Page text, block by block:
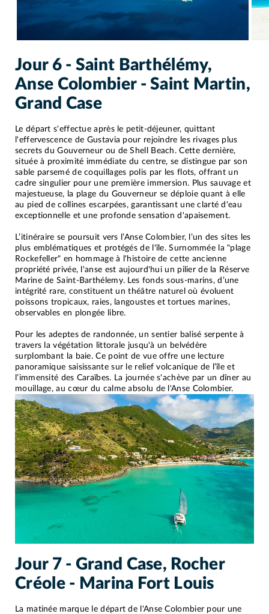
Jour 6 - Saint Barthélémy,
Anse Colombier - Saint Martin,
Grand Case
Le départ s'effectue après le petit-déjeuner, quittant
l'effervescence de Gustavia pour rejoindre les rivages plus
secrets du Gouverneur ou de Shell Beach. Cette dernière,
située à proximité immédiate du centre, se distingue par son
sable parsemé de coquillages polis par les flots, offrant un
cadre singulier pour une première immersion. Plus sauvage et
majestueuse, la plage du Gouverneur se déploie quant à elle
au pied de collines escarpées, garantissant une clarté d'eau
exceptionnelle et une profonde sensation d'apaisement.
L’itinéraire se poursuit vers l’Anse Colombier, l’un des sites les
plus emblématiques et protégés de l'île. Surnommée la "plage
Rockefeller" en hommage à l'histoire de cette ancienne
propriété privée, l'anse est aujourd'hui un pilier de la Réserve
Marine de Saint-Barthélemy. Les fonds sous-marins, d’une
intégrité rare, constituent un théâtre naturel où évoluent
poissons tropicaux, raies, langoustes et tortues marines,
observables en plongée libre.
Pour les adeptes de randonnée, un sentier balisé serpente à
travers la végétation littorale jusqu'à un belvédère
surplombant la baie. Ce point de vue offre une lecture
panoramique saisissante sur le relief volcanique de l’île et
l’immensité des Caraïbes. La journée s'achève par un dîner au
mouillage, au cœur du calme absolu de l'Anse Colombier.
Jour 7 - Grand Case, Rocher
Créole - Marina Fort Louis
La matinée marque le départ de l'Anse Colombier pour une